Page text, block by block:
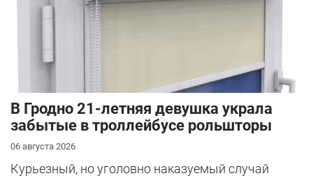
В Гродно 21-летняя девушка украла
забытые в троллейбусе рольшторы
06 августа 2026
Курьезный, но уголовно наказуемый случай